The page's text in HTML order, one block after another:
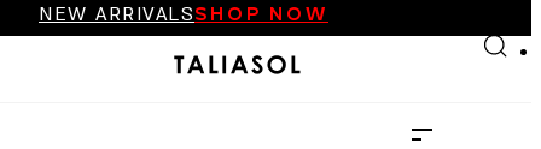
Skip to main content
FINAL SALE UP TO 70%
SHOP NOW
FINAL SALE UP TO 70%